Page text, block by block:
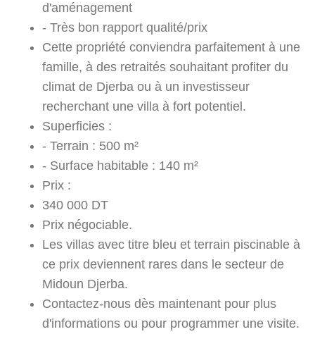
d'aménagement
- Très bon rapport qualité/prix
Cette propriété conviendra parfaitement à une
famille, à des retraités souhaitant profiter du
climat de Djerba ou à un investisseur
recherchant une villa à fort potentiel.
Superficies :
- Terrain : 500 m²
- Surface habitable : 140 m²
Prix :
340 000 DT
Prix négociable.
Les villas avec titre bleu et terrain piscinable à
ce prix deviennent rares dans le secteur de
Midoun Djerba.
Contactez-nous dès maintenant pour plus
d'informations ou pour programmer une visite.